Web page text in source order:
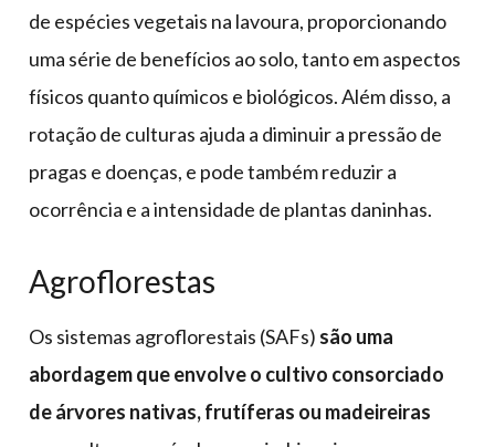
de espécies vegetais na lavoura, proporcionando
uma série de benefícios ao solo, tanto em aspectos
físicos quanto químicos e biológicos. Além disso, a
rotação de culturas ajuda a diminuir a pressão de
pragas e doenças, e pode também reduzir a
ocorrência e a intensidade de plantas daninhas.
Agroflorestas
Os sistemas agroflorestais (SAFs) são uma
abordagem que envolve o cultivo consorciado
de árvores nativas, frutíferas ou madeireiras